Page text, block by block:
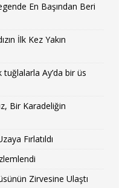
En Başından Beri
İlk Kez Yakın
tuğlalarla Ay’da bir üs
Bir Karadeliğin
Fırlatıldı
Zirvesine Ulaştı